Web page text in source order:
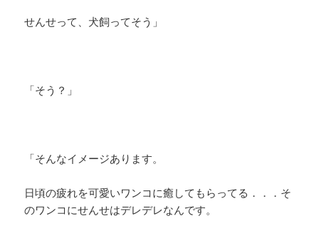
せんせって、犬飼ってそう」
「そう？」
「そんなイメージあります。
日頃の疲れを可愛いワンコに癒してもらってる．．．そ
のワンコにせんせはデレデレなんです。